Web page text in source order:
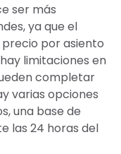
ser más
ya que el
por asiento
limitaciones en
completar
varias opciones
una base de
las 24 horas del